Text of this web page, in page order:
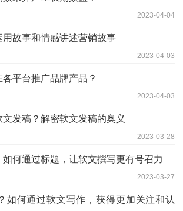
2023-04-04
故事和情感讲述营销故事
2023-04-03
平台推广品牌产品？
2023-04-03
发稿？解密软文发稿的奥义
2023-03-28
何通过标题，让软文撰写更有号召力
2023-03-27
如何通过软文写作，获得更加关注和认